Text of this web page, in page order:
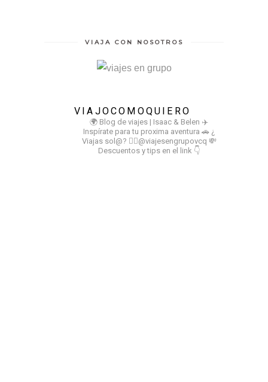
VIAJA CON NOSOTROS
VIAJOCOMOQUIERO
🌍 Blog de viajes | Isaac & Belen ✈️
Inspírate para tu proxima aventura 🚗 ¿
Viajas sol@? 👉🏻@viajesengrupovcq 💸
Descuentos y tips en el link 👇